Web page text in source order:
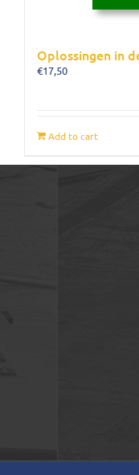
Oplossingen in
€17,50
Add to cart